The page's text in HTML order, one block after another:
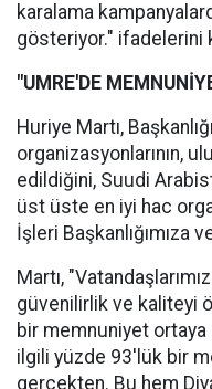
karalama
gösteriyor." ifadelerini
"UMRE'DE
Huriye Martı,
organizasyonlarının,
edildiğini, Suudi
üst üste en iyi hac
İşleri Başkanlığımıza
Martı,
güvenilirlik ve kaliteyi
bir memnuniyet ortaya
ilgili yüzde 93'lük bir
gerçekten. Bu hem